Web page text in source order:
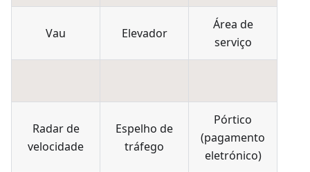
Vau Elevador
Área de
serviço
Radar de
velocidade
Espelho de
tráfego
Pórtico
(pagamento
eletrónico)